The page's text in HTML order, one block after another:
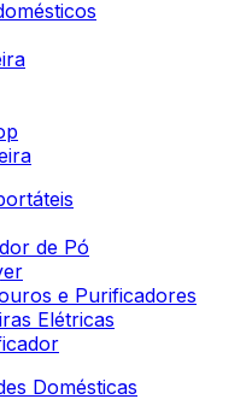
de Pó
e Purificadores
Elétricas
Domésticas